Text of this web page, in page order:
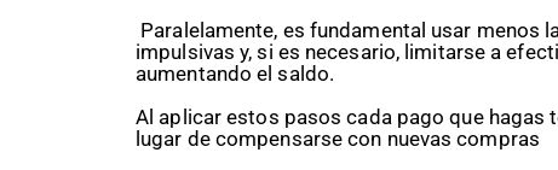
Paralelamente, es fundamental usar menos
impulsivas y, si es necesario, limitarse a
aumentando el saldo.
Al aplicar estos pasos cada pago que hagas
lugar de compensarse con nuevas compras